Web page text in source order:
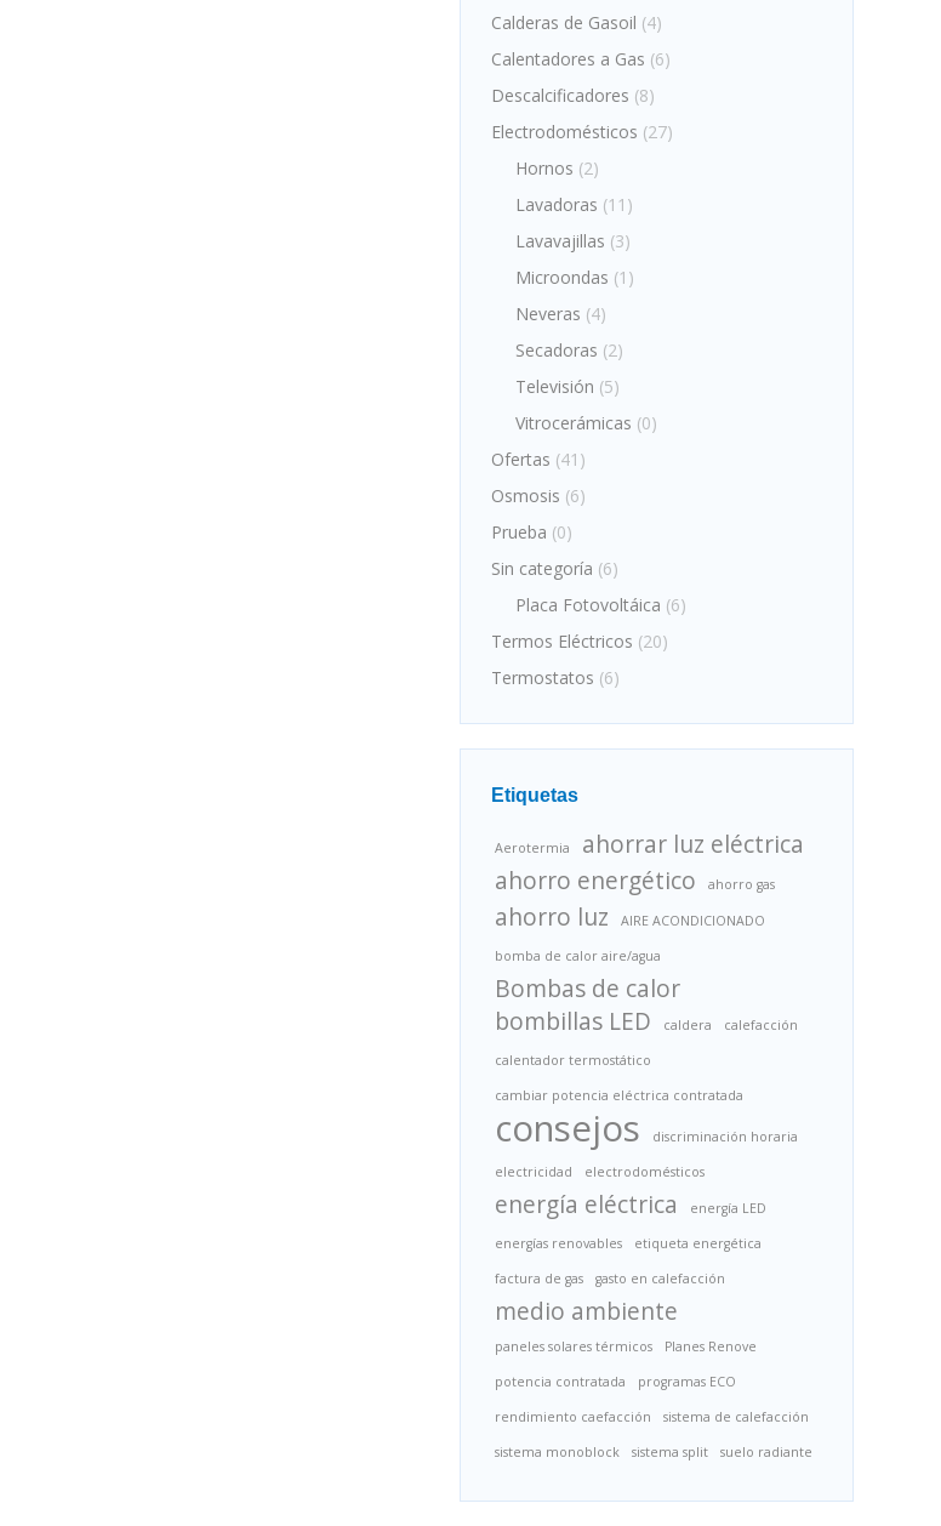
Calderas de Gasoil (4)
Calentadores a Gas (6)
Descalcificadores (8)
Electrodomésticos (27)
Hornos (2)
Lavadoras (11)
Lavavajillas (3)
Microondas (1)
Neveras (4)
Secadoras (2)
Televisión (5)
Vitrocerámicas (0)
Ofertas (41)
Osmosis (6)
Prueba (0)
Sin categoría (6)
Placa Fotovoltáica (6)
Termos Eléctricos (20)
Termostatos (6)
Etiquetas
Aerotermia
ahorrar luz eléctrica
ahorro energético
ahorro gas
ahorro luz AIRE ACONDICIONADO
bomba de calor aire/agua
Bombas de calor
bombillas LED
caldera calefacción
calentador termostático
cambiar potencia eléctrica contratada
consejos discriminación horaria
electricidad electrodomésticos
energía eléctrica energía LED
energías renovables etiqueta energética
factura de gas gasto en calefacción
medio ambiente
paneles solares térmicos Planes Renove
potencia contratada programas ECO
rendimiento caefacción sistema de calefacción
sistema monoblock sistema split suelo radiante